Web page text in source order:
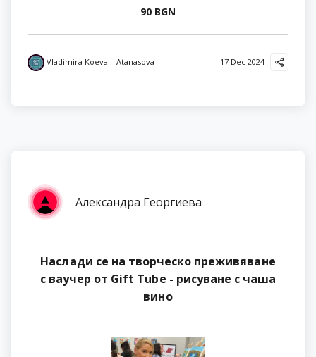
90 BGN
Vladimira Koeva – Atanasova 17 Dec 2024
Александра Георгиева
Наслади се на творческо преживяване
с ваучер от Gift Tube - рисуване с чаша
вино